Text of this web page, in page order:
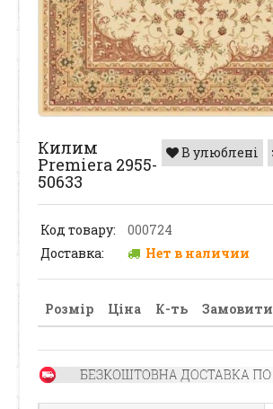
В улюблені
Килим
Premiera 2955-
50633
Код товару:
000724
Доставка:
Нет в наличии
Розмір Ціна К-ть Замовити